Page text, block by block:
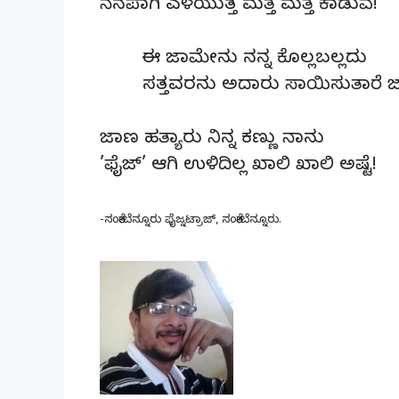
ನೆನಪಾಗಿ ಎಳೆಯುತ್ತ ಮತ್ತೆ ಮತ್ತೆ ಕಾಡುವೆ!
ಈ ಜಾಮೇನು ನನ್ನ ಕೊಲ್ಲಬಲ್ಲದು
ಸತ್ತವರನು ಅದಾರು ಸಾಯಿಸುತಾರೆ
ಜಾಣ ಹತ್ಯಾರು ನಿನ್ನ ಕಣ್ಣು ನಾನು
’ಫೈಜ್’ ಆಗಿ ಉಳಿದಿಲ್ಲ ಖಾಲಿ ಖಾಲಿ ಅಷ್ಟೆ!
-ಸಂತೇಬೆನ್ನೂರು ಫೈಜ್ನಟ್ರಾಜ್, ಸಂತೇಬೆನ್ನೂರು.